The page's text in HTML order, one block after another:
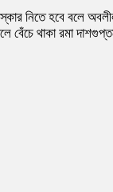
হবে বলে
থাকা রমা দাশগুপ্তকে